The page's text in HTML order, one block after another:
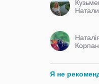
Корпан
Я не